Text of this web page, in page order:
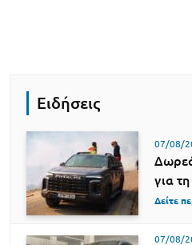
Ειδήσεις
07/08/
για
Δείτε
07/08/